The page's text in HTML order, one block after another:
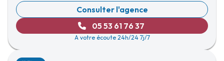
Consulter l'agence
05 53 61 76 37
A votre écoute 24h/24 7j/7